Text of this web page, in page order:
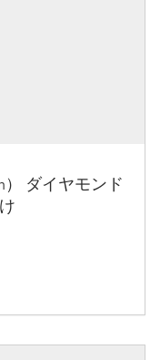
） ダイヤモンド